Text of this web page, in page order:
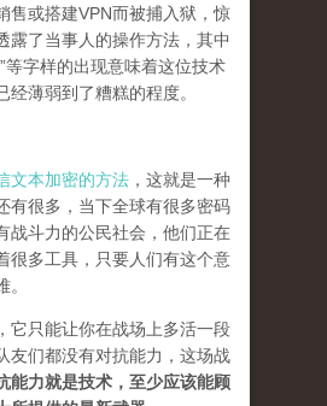
售或搭建VPN而被捕入狱，惊
露了当事人的操作方法，其中
等字样的出现意味着这位技术
经薄弱到了糟糕的程度。
文本加密的方法 ，这就是一种
有很多，当下全球有很多密码
战斗力的公民社会，他们正在
很多工具，只要人们有这个意
它只能让你在战场上多活一段
友们都没有对抗能力，这场战
能力就是技术，至少应该能顾